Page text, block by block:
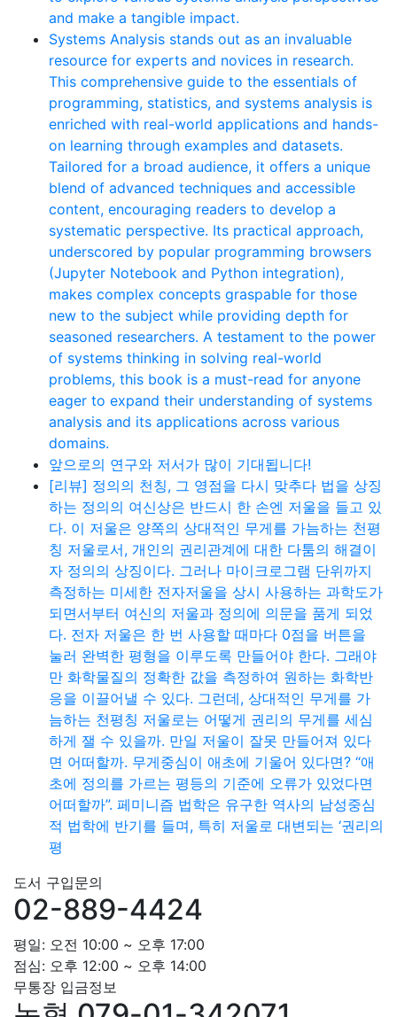
and make a tangible impact.
Systems Analysis stands out as an invaluable
resource for experts and novices in research.
This comprehensive guide to the essentials of
programming, statistics, and systems analysis is
enriched with real-world applications and hands-
on learning through examples and datasets.
Tailored for a broad audience, it offers a unique
blend of advanced techniques and accessible
content, encouraging readers to develop a
systematic perspective. Its practical approach,
underscored by popular programming browsers
(Jupyter Notebook and Python integration),
makes complex concepts graspable for those
new to the subject while providing depth for
seasoned researchers. A testament to the power
of systems thinking in solving real-world
problems, this book is a must-read for anyone
eager to expand their understanding of systems
analysis and its applications across various
domains.
앞으로의 연구와 저서가 많이 기대됩니다!
[리뷰] 정의의 천칭, 그 영점을 다시 맞추다 법을 상징
하는 정의의 여신상은 반드시 한 손엔 저울을 들고 있
다. 이 저울은 양쪽의 상대적인 무게를 가늠하는 천평
칭 저울로서, 개인의 권리관계에 대한 다툼의 해결이
자 정의의 상징이다. 그러나 마이크로그램 단위까지
측정하는 미세한 전자저울을 상시 사용하는 과학도가
되면서부터 여신의 저울과 정의에 의문을 품게 되었
다. 전자 저울은 한 번 사용할 때마다 0점을 버튼을
눌러 완벽한 평형을 이루도록 만들어야 한다. 그래야
만 화학물질의 정확한 값을 측정하여 원하는 화학반
응을 이끌어낼 수 있다. 그런데, 상대적인 무게를 가
늠하는 천평칭 저울로는 어떻게 권리의 무게를 세심
하게 잴 수 있을까. 만일 저울이 잘못 만들어져 있다
면 어떠할까. 무게중심이 애초에 기울어 있다면? “애
초에 정의를 가르는 평등의 기준에 오류가 있었다면
어떠할까”. 페미니즘 법학은 유구한 역사의 남성중심
적 법학에 반기를 들며, 특히 저울로 대변되는 ‘권리의
평
도서 구입문의
02-889-4424
평일: 오전 10:00 ~ 오후 17:00
점심: 오후 12:00 ~ 오후 14:00
무통장 입금정보